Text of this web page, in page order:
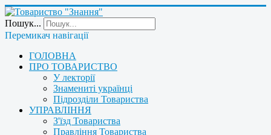
Пошук...
Перемикач навігації
ГОЛОВНА
ПРО ТОВАРИСТВО
У лекторії
Знамениті українці
Підрозділи Товариства
УПРАВЛІННЯ
З'їзд Товариства
Правління Товариства